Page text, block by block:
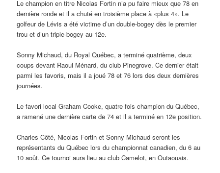
Le champion en titre Nicolas Fortin n’a pu faire mieux que 78 en
dernière ronde et il a chuté en troisième place à «plus 4». Le
golfeur de Lévis a été victime d’un double-bogey dès le premier
trou et d’un triple-bogey au 12e.
Sonny Michaud, du Royal Québec, a terminé quatrième, deux
coups devant Raoul Ménard, du club Pinegrove. Ce dernier était
parmi les favoris, mais il a joué 78 et 76 lors des deux dernières
journées.
Le favori local Graham Cooke, quatre fois champion du Québec,
a ramené une dernière carte de 74 et il a terminé en 12e position.
Charles Côté, Nicolas Fortin et Sonny Michaud seront les
représentants du Québec lors du championnat canadien, du 6 au
10 août. Ce tournoi aura lieu au club Camelot, en Outaouais.